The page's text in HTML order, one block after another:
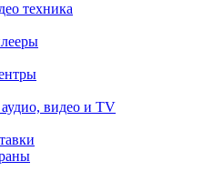
техника
видео и TV